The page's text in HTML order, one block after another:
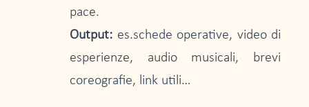
pace.
Output: es.schede operative, video di
esperienze, audio musicali, brevi
coreografie, link utili…